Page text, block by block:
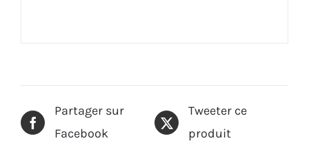
Partager sur
Facebook
Tweeter ce
produit